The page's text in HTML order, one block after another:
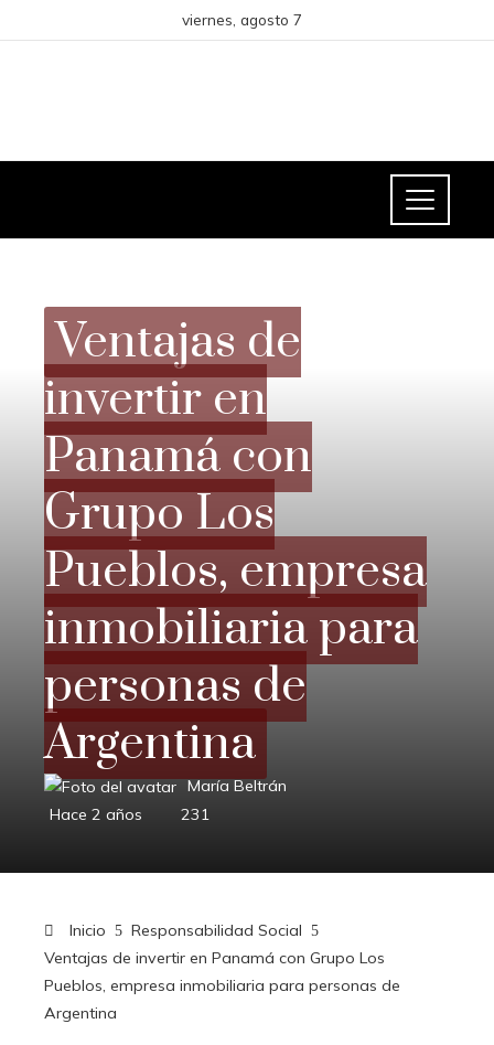
viernes, agosto 7
Ventajas de
invertir en
Panamá con
Grupo Los
Pueblos, empresa
inmobiliaria para
personas de
Argentina
María Beltrán
Hace 2 años
231
Inicio
Responsabilidad Social
Ventajas de invertir en Panamá con Grupo Los
Pueblos, empresa inmobiliaria para personas de
Argentina